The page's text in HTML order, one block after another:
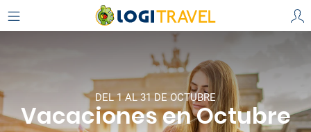
DEL 1 AL 31 DE OCTUBRE
Vacaciones en Octubre